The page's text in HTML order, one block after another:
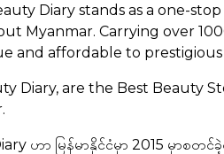
Diary stands as a one-
Myanmar. Carrying over
and affordable to
Diary, are the Best Beauty
ဟာ မြန်မာနိုင်ငံမှာ 2015 မှာစတင်ခဲ့တဲ့